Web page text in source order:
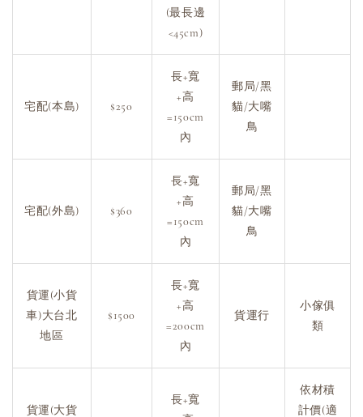
(最長邊
<45cm)
宅配(本島) $250
長+寬
+高
=150cm
內
郵局/黑
貓/大嘴
鳥
宅配(外島) $360
長+寬
+高
=150cm
內
郵局/黑
貓/大嘴
鳥
貨運(小貨
車)大台北
地區
$1500
長+寬
+高
=200cm
內
貨運行
小傢俱
類
貨運(大貨
長+寬
依材積
計價(適